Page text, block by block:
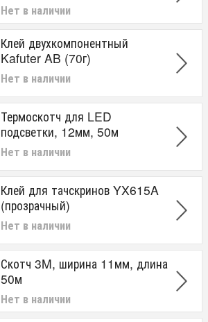
Нет в наличии
Клей двухкомпонентный
Kafuter AB (70г)
Нет в наличии
Термоскотч для LED
подсветки, 12мм, 50м
Нет в наличии
Клей для тачскринов YX615A
(прозрачный)
Нет в наличии
Скотч 3M, ширина 11мм, длина
50м
Нет в наличии